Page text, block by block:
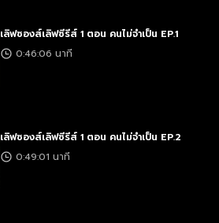
เลิฟซองส์เลิฟซีรีส์ 1 ตอน คนไม่จำเป็น EP.1
0:46:06 นาที
เลิฟซองส์เลิฟซีรีส์ 1 ตอน คนไม่จำเป็น EP.2
0:49:01 นาที